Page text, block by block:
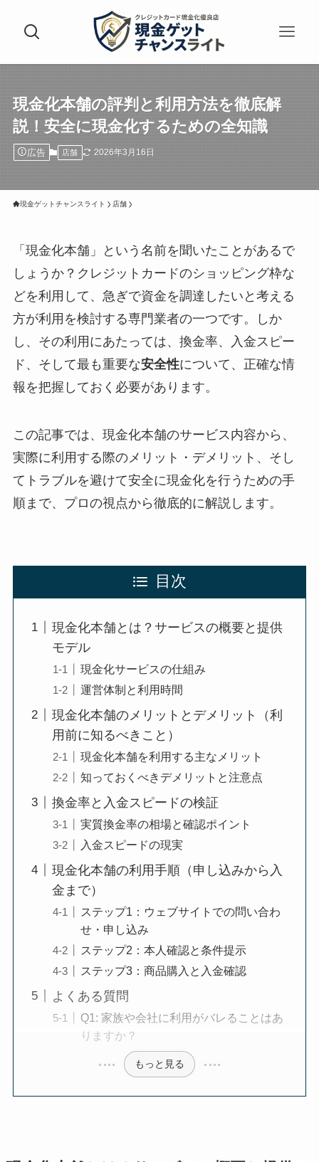
現金化本舗の評判と利用方法を徹底解
説！安全に現金化するための全知識
広告 店舗 2026年3月16日
現金ゲットチャンスライト 店舗
「現金化本舗」という名前を聞いたことがあるで
しょうか？クレジットカードのショッピング枠な
どを利用して、急ぎで資金を調達したいと考える
方が利用を検討する専門業者の一つです。しか
し、その利用にあたっては、換金率、入金スピー
ド、そして最も重要な安全性について、正確な情
報を把握しておく必要があります。
この記事では、現金化本舗のサービス内容から、
実際に利用する際のメリット・デメリット、そし
てトラブルを避けて安全に現金化を行うための手
順まで、プロの視点から徹底的に解説します。
目次
現金化本舗とは？サービスの概要と提供
モデル
現金化サービスの仕組み
運営体制と利用時間
現金化本舗のメリットとデメリット（利
用前に知るべきこと）
現金化本舗を利用する主なメリット
知っておくべきデメリットと注意点
換金率と入金スピードの検証
実質換金率の相場と確認ポイント
入金スピードの現実
現金化本舗の利用手順（申し込みから入
金まで）
ステップ1：ウェブサイトでの問い合わ
せ・申し込み
ステップ2：本人確認と条件提示
ステップ3：商品購入と入金確認
よくある質問
Q1: 家族や会社に利用がバレることはあ
りますか？
もっと見る